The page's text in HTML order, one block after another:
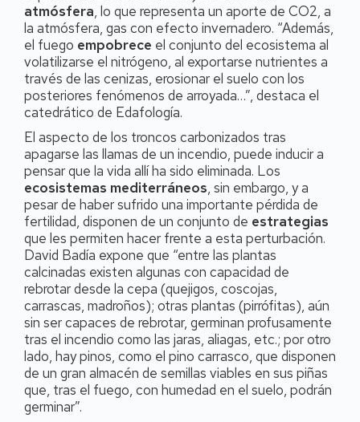
atmósfera, lo que representa un aporte de CO2, a
la atmósfera, gas con efecto invernadero. “Además,
el fuego empobrece el conjunto del ecosistema al
volatilizarse el nitrógeno, al exportarse nutrientes a
través de las cenizas, erosionar el suelo con los
posteriores fenómenos de arroyada…”, destaca el
catedrático de Edafología.
El aspecto de los troncos carbonizados tras
apagarse las llamas de un incendio, puede inducir a
pensar que la vida allí ha sido eliminada. Los
ecosistemas mediterráneos, sin embargo, y a
pesar de haber sufrido una importante pérdida de
fertilidad, disponen de un conjunto de estrategias
que les permiten hacer frente a esta perturbación.
David Badía expone que “entre las plantas
calcinadas existen algunas con capacidad de
rebrotar desde la cepa (quejigos, coscojas,
carrascas, madroños); otras plantas (pirrófitas), aún
sin ser capaces de rebrotar, germinan profusamente
tras el incendio como las jaras, aliagas, etc.; por otro
lado, hay pinos, como el pino carrasco, que disponen
de un gran almacén de semillas viables en sus piñas
que, tras el fuego, con humedad en el suelo, podrán
germinar”.